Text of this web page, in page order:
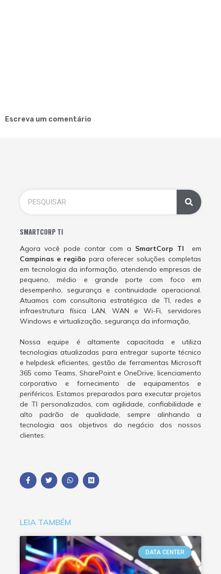
Escreva um comentário
SMARTCORP TI
Agora você pode contar com a SmartCorp TI em
Campinas e região para oferecer soluções completas
em tecnologia da informação, atendendo empresas de
pequeno, médio e grande porte com foco em
desempenho, segurança e continuidade operacional.
Atuamos com consultoria estratégica de TI, redes e
infraestrutura física LAN, WAN e Wi-Fi, servidores
Windows e virtualização, segurança da informação,
Nossa equipe é altamente capacitada e utiliza
tecnologias atualizadas para entregar suporte técnico
e helpdesk eficientes, gestão de ferramentas Microsoft
365 como Teams, SharePoint e OneDrive, licenciamento
corporativo e fornecimento de equipamentos e
periféricos. Estamos preparados para executar projetos
de TI personalizados, com agilidade, confiabilidade e
alto padrão de qualidade, sempre alinhando a
tecnologia aos objetivos do negócio dos nossos
clientes.
LEIA TAMBÉM
DATA CENTER